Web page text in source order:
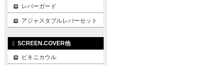
レバーガード
アジャスタブルレバーセット
SCREEN.COVER他
ビキニカウル